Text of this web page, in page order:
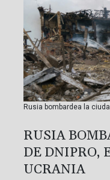
Rusia bombardea la
RUSIA
DE DNIPRO,
UCRANIA